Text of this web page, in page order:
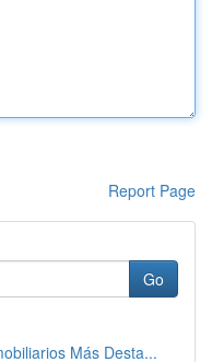
Report Page
Go
Más Desta...